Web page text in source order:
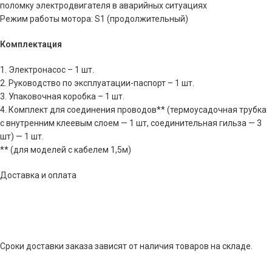
поломку электродвигателя в аварийных ситуациях
Режим работы мотора: S1 (продолжительный)
Комплектация
1. Электронасос – 1 шт.
2. Руководство по эксплуатации-паспорт – 1 шт.
3. Упаковочная коробка – 1 шт.
4. Комплект для соединения проводов** (термоусадочная трубка
с внутренним клеевым слоем — 1 шт, соединительная гильза — 3
шт) — 1 шт.
** (для моделей с кабелем 1,5м)
Доставка и оплата
Сроки доставки заказа зависят от наличия товаров на складе.